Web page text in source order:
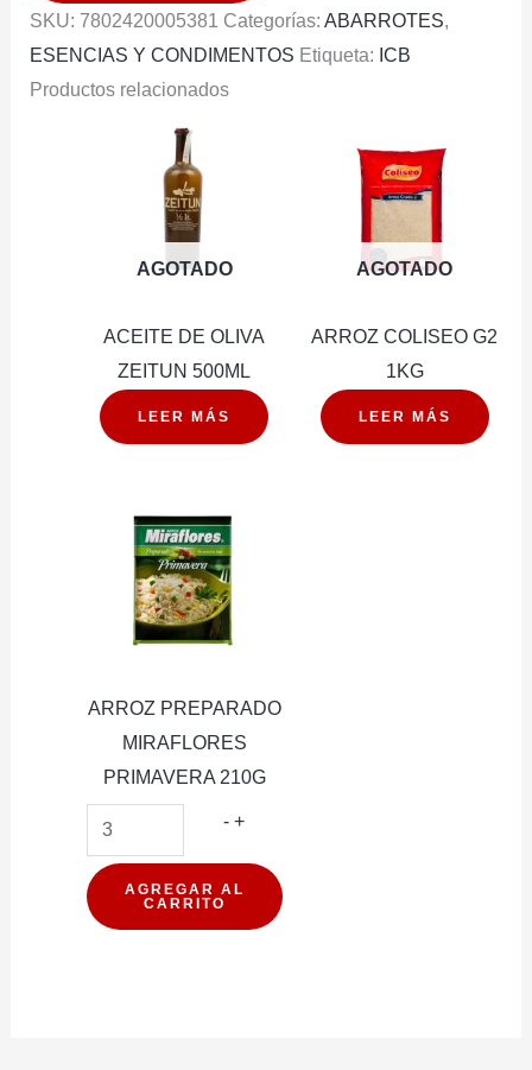
50G
cantidad
SKU: 7802420005381 Categorías: ABARROTES,
ESENCIAS Y CONDIMENTOS Etiqueta: ICB
Productos relacionados
AGOTADO
ACEITE DE OLIVA
ZEITUN 500ML
LEER MÁS
AGOTADO
ARROZ COLISEO G2
1KG
LEER MÁS
ARROZ PREPARADO
MIRAFLORES
PRIMAVERA 210G
- ARROZ
MIRAFLORES
PRIMAVERA
+
AGREGAR AL
CARRITO